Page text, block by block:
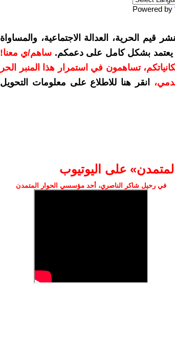
Powered by
الحرية، العدالة الاجتماعية، والمساواة
يعتمد بشكل كامل على دعمكم. ساهم/ي معنا!
حسب إمكانياتكم، تساهمون في استمرار هذا المنبر الحر
،
انقر هنا للاطلاع على معلومات التحويل
على اليوتيوب
في رحيل شاكر الناصري، أحد مؤسسي الحوار المتمدن